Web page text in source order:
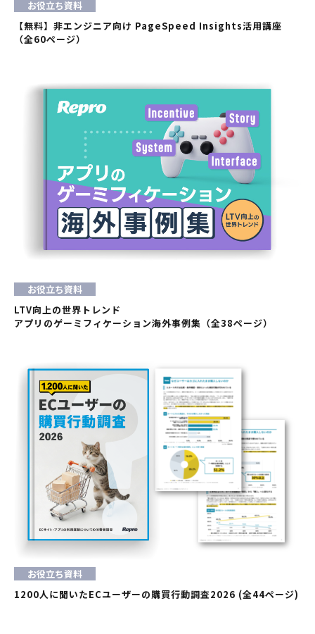
お役立ち資料
【無料】非エンジニア向け PageSpeed Insights活用講座
（全60ページ）
お役立ち資料
LTV向上の世界トレンド
アプリのゲーミフィケーション海外事例集（全38ページ）
お役立ち資料
1200人に聞いたECユーザーの購買行動調査2026 (全44ページ)